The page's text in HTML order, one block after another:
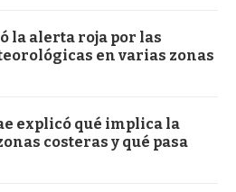
la alerta roja por las
en varias zonas
explicó qué implica la
costeras y qué pasa